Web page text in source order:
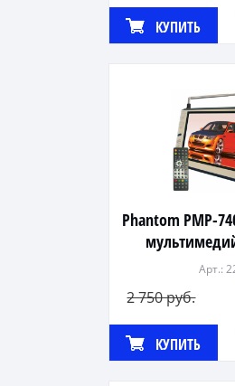
КУПИТЬ
Phantom PMP-
Арт.:
2 750 руб.
КУПИТЬ